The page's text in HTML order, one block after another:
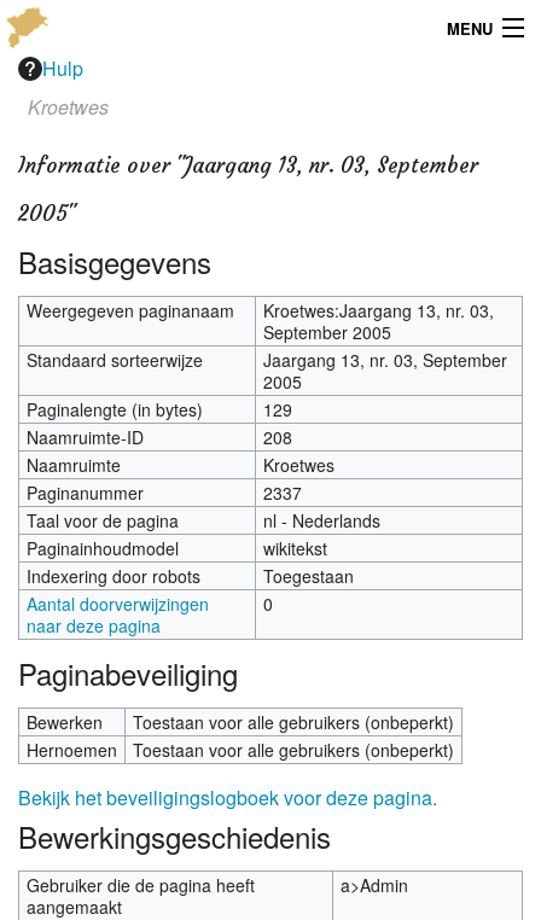
MENU
Menu
Locaties
Kaarten
Overig
Verenigingsinfo
Hulp
Kroetwes
Informatie over "Jaargang 13, nr. 03, September
2005"
Basisgegevens
Weergegeven paginanaam
Kroetwes:Jaargang 13, nr. 03,
September 2005
Standaard sorteerwijze
Jaargang 13, nr. 03, September
2005
Paginalengte (in bytes)
129
Naamruimte-ID
208
Naamruimte
Kroetwes
Paginanummer
2337
Taal voor de pagina
nl - Nederlands
Paginainhoudmodel
wikitekst
Indexering door robots
Toegestaan
Aantal doorverwijzingen
naar deze pagina
0
Paginabeveiliging
Bewerken
Toestaan voor alle gebruikers (onbeperkt)
Hernoemen
Toestaan voor alle gebruikers (onbeperkt)
Bekijk het beveiligingslogboek voor deze pagina.
Bewerkingsgeschiedenis
Gebruiker die de pagina heeft
aangemaakt
a>Admin